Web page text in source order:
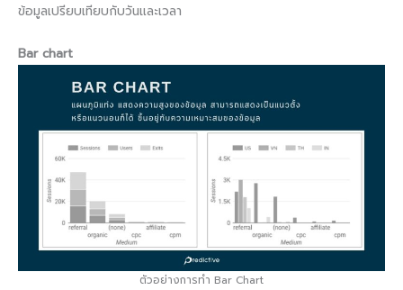
ข้อมูลเปรียบเทียบกับวันและเวลา
Bar chart
ตัวอย่างการทำ Bar Chart